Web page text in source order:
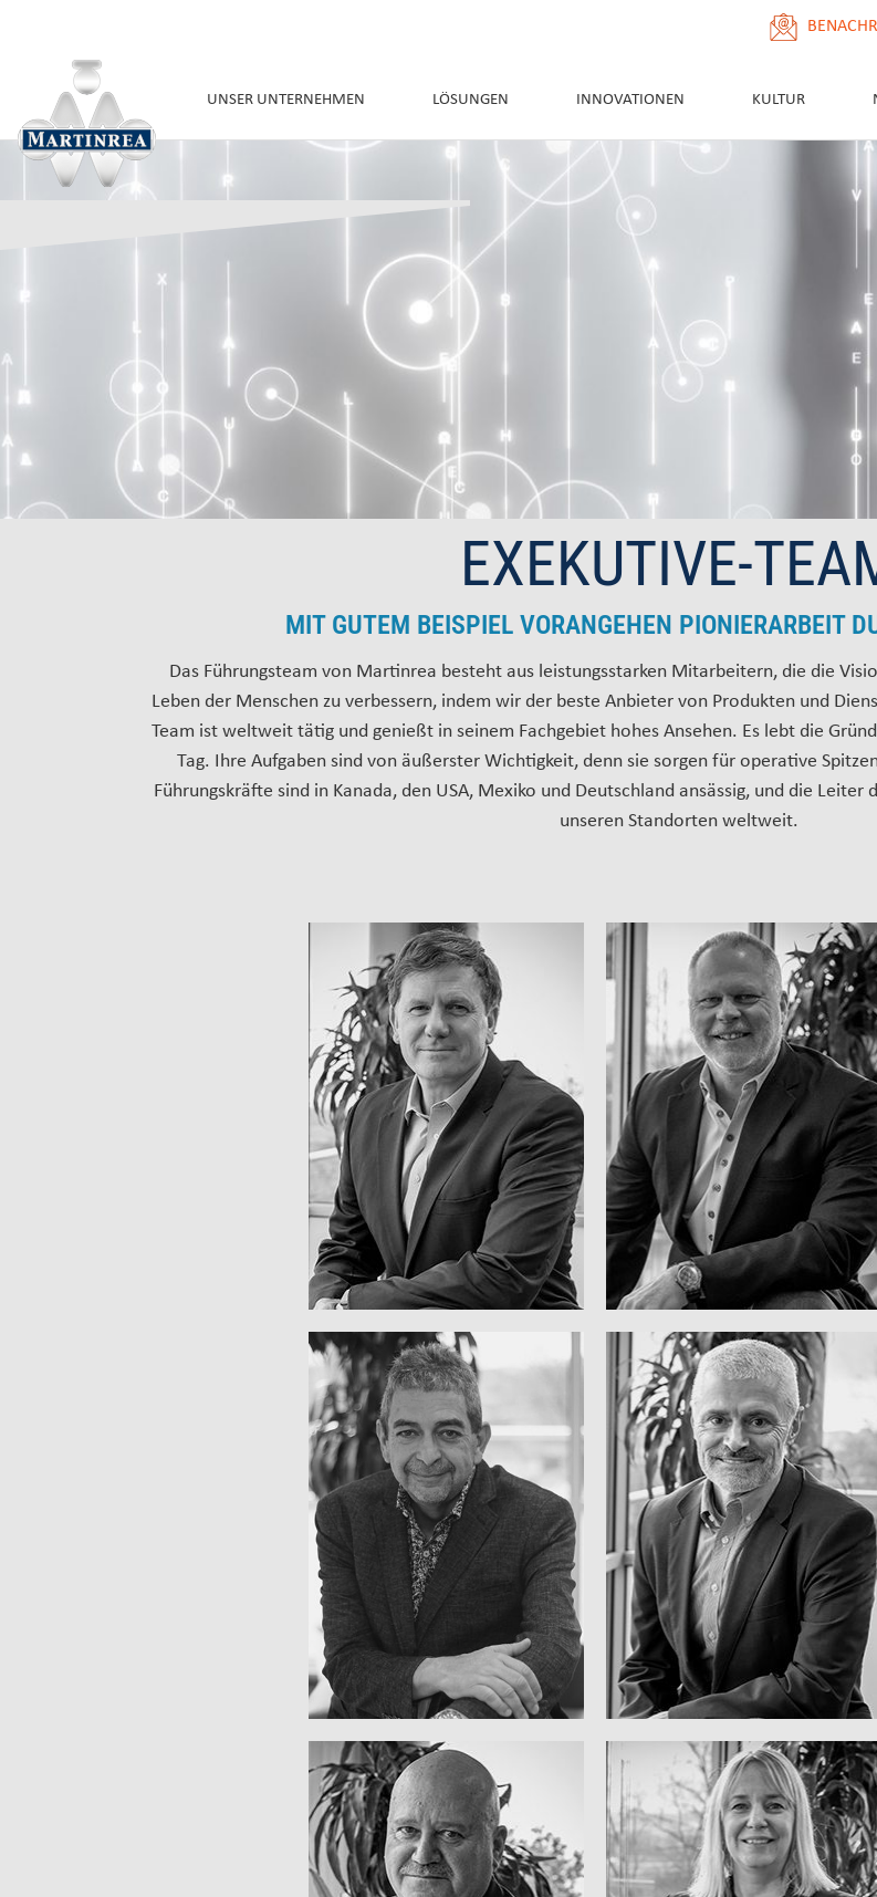
UNSER UNTERNEHMEN LÖSUNGEN INNOVATIONEN KULTUR
EXEKUTIVE-
MIT GUTEM BEISPIEL VORANGEHEN PIONIERARBEIT
Das Führungsteam von Martinrea besteht aus leistungsstarken Mitarbeitern, die die
Leben der Menschen zu verbessern, indem wir der beste Anbieter von Produkten und
Team ist weltweit tätig und genießt in seinem Fachgebiet hohes Ansehen. Es lebt die
Tag. Ihre Aufgaben sind von äußerster Wichtigkeit, denn sie sorgen für operative
Führungskräfte sind in Kanada, den USA, Mexiko und Deutschland ansässig, und die
unseren Standorten weltweit.
PAT D'ERAMO
Chief Executive Officer
ROBERT P.
WILDEBOER
Geschäftsführender
Vorsitzender
ARMANDO PAGLIARI
Geschäftsführender
Vizepräsident,
Personalwesen
BRUCE JOHNSON
Executive Vice President,
Martinrea Innovation
Development
Geschäftseinheit Metallics